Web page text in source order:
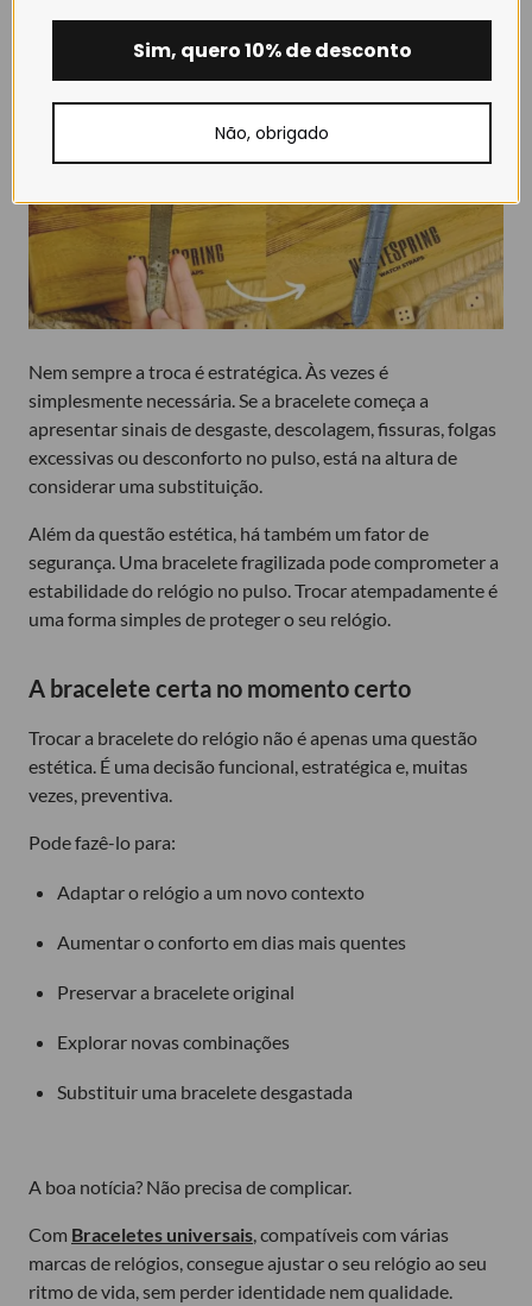
desgaste
Nem sempre a troca é estratégica. Às vezes é
simplesmente necessária. Se a bracelete começa a
apresentar sinais de desgaste, descolagem, fissuras, folgas
excessivas ou desconforto no pulso, está na altura de
considerar uma substituição.
Além da questão estética, há também um fator de
segurança. Uma bracelete fragilizada pode comprometer a
estabilidade do relógio no pulso. Trocar atempadamente é
uma forma simples de proteger o seu relógio.
A bracelete certa no momento certo
Trocar a bracelete do relógio não é apenas uma questão
estética. É uma decisão funcional, estratégica e, muitas
vezes, preventiva.
Pode fazê-lo para:
Adaptar o relógio a um novo contexto
Aumentar o conforto em dias mais quentes
Preservar a bracelete original
Explorar novas combinações
Substituir uma bracelete desgastada
A boa notícia? Não precisa de complicar.
Com Braceletes universais , compatíveis com várias
marcas de relógios, consegue ajustar o seu relógio ao seu
ritmo de vida, sem perder identidade nem qualidade.
Sim, quero 10% de desconto
Não, obrigado